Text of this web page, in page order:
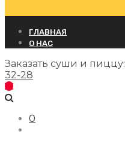
ГЛАВНАЯ
О НАС
Заказать суши и пиццу:
32-28
0